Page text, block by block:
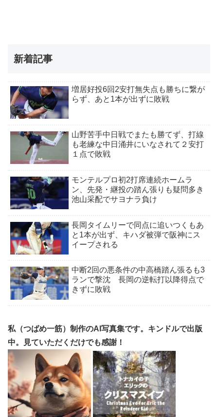
新着記事
増居好投6回2安打無失点も勝ちに繋が
らず、あと1本が出ずに敗戦
山野苦手中日戦でまたも勝てず、打線
も老練な中日涌井にいなされて２安打
１点で敗戦
モンテルプロ初2打席連続ホームラ
ン、先発・継投の踏ん張りも疑問多き
池山采配でサヨナラ負け
長岡タイムリーで同点に追いつくもあ
と1本が出ず、キハダ被弾で阪神にス
イープされる
中断2回の悪条件の中高橋踏ん張るも3
ランで撃沈 長岡の逆転打以降得点で
きずに敗戦
私（つばめ一筋）制作のAI写真集です。キンドルで出版
中。見ていただくだけでも感謝！